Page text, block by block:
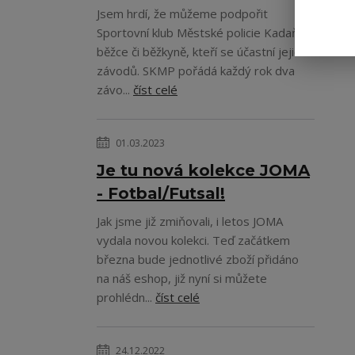
Jsem hrdí, že můžeme podpořit
Sportovní klub Městské policie Kadaň a
běžce či běžkyně, kteří se účastní jejich
závodů. SKMP pořádá každý rok dva
závo... číst celé
01.03.2023
Je tu nová kolekce JOMA
- Fotbal/Futsal!
Jak jsme již zmiňovali, i letos JOMA
vydala novou kolekci. Teď začátkem
března bude jednotlivé zboží přidáno
na náš eshop, již nyní si můžete
prohlédn... číst celé
24.12.2022